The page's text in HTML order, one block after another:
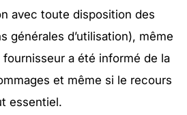
avec toute disposition des
générales d’utilisation), même
a été informé de la
et même si le recours
essentiel.